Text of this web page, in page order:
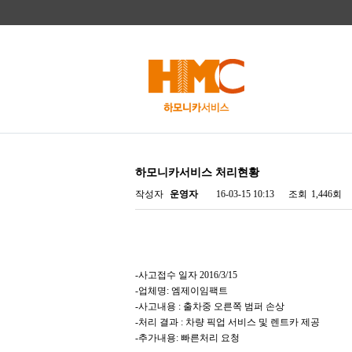
하모니카서비스 처리현황
작성자 운영자 16-03-15 10:13 조회 1,446회
-사고접수 일자 2016/3/15
-업체명: 엠제이임팩트
-사고내용 : 출차중 오른쪽 범퍼 손상
-처리 결과 : 차량 픽업 서비스 및 렌트카 제공
-추가내용: 빠른처리 요청